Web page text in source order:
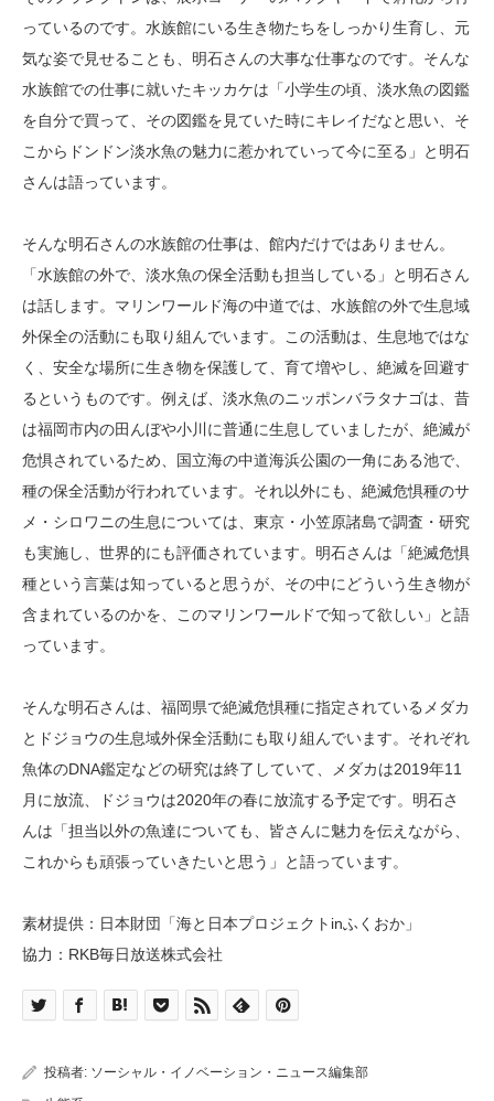
っているのです。水族館にいる生き物たちをしっかり生育し、元
気な姿で見せることも、明石さんの大事な仕事なのです。そんな
水族館での仕事に就いたキッカケは「小学生の頃、淡水魚の図鑑
を自分で買って、その図鑑を見ていた時にキレイだなと思い、そ
こからドンドン淡水魚の魅力に惹かれていって今に至る」と明石
さんは語っています。
そんな明石さんの水族館の仕事は、館内だけではありません。
「水族館の外で、淡水魚の保全活動も担当している」と明石さん
は話します。マリンワールド海の中道では、水族館の外で生息域
外保全の活動にも取り組んでいます。この活動は、生息地ではな
く、安全な場所に生き物を保護して、育て増やし、絶滅を回避す
るというものです。例えば、淡水魚のニッポンバラタナゴは、昔
は福岡市内の田んぼや小川に普通に生息していましたが、絶滅が
危惧されているため、国立海の中道海浜公園の一角にある池で、
種の保全活動が行われています。それ以外にも、絶滅危惧種のサ
メ・シロワニの生息については、東京・小笠原諸島で調査・研究
も実施し、世界的にも評価されています。明石さんは「絶滅危惧
種という言葉は知っていると思うが、その中にどういう生き物が
含まれているのかを、このマリンワールドで知って欲しい」と語
っています。
そんな明石さんは、福岡県で絶滅危惧種に指定されているメダカ
とドジョウの生息域外保全活動にも取り組んでいます。それぞれ
魚体のDNA鑑定などの研究は終了していて、メダカは2019年11
月に放流、ドジョウは2020年の春に放流する予定です。明石さ
んは「担当以外の魚達についても、皆さんに魅力を伝えながら、
これからも頑張っていきたいと思う」と語っています。
素材提供：日本財団「海と日本プロジェクトinふくおか」
協力：RKB毎日放送株式会社
投稿者: ソーシャル・イノベーション・ニュース編集部